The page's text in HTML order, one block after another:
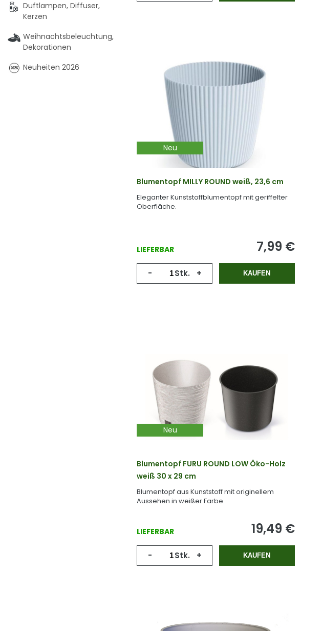
Neu
Blumentopf MILLY ROUND weiß, 23,6 cm
Eleganter Kunststoffblumentopf mit geriffelter
Oberfläche.
LIEFERBAR 7,99 €
- Stk. + KAUFEN
Neu
Blumentopf FURU ROUND LOW Öko-Holz
weiß 30 x 29 cm
Blumentopf aus Kunststoff mit originellem
Aussehen in weißer Farbe.
LIEFERBAR 19,49 €
- Stk. + KAUFEN
Duftlampen, Diffuser,
Kerzen
Weihnachtsbeleuchtung,
Dekorationen
Neuheiten 2026